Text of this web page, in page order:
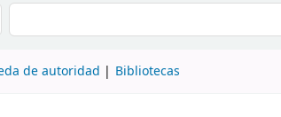
Buscar en el catálogo
de autoridad Bibliotecas